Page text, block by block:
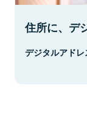
住所に、デ
デジタルアドレ